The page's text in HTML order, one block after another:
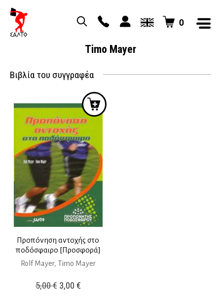
0
Timo Mayer
Βιβλία του συγγραφέα
Προπόνηση αντοχής στο
ποδόσφαιρο [Προσφορά]
Rolf Mayer, Timo Mayer
5,00€ Original
3,00 €Η